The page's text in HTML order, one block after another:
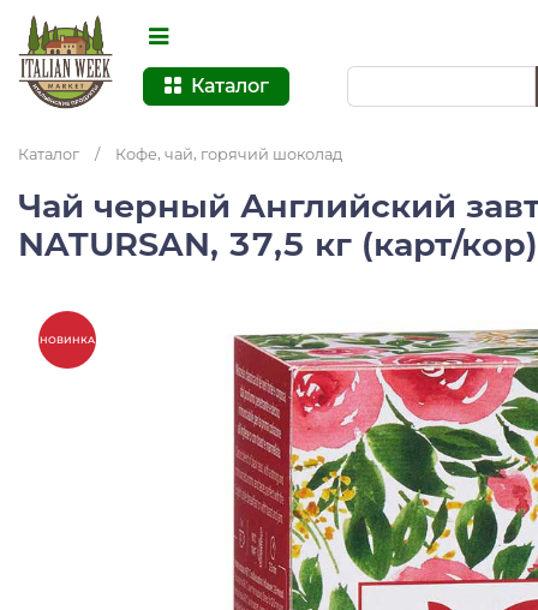
Каталог
Каталог / Кофе, чай, горячий шоколад
Чай черный Английский
NATURSAN, 37,5 кг (карт/
НОВИНКА